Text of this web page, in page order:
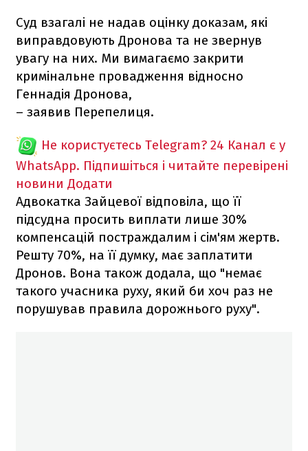
Суд взагалі не надав оцінку доказам, які
виправдовують Дронова та не звернув
увагу на них. Ми вимагаємо закрити
кримінальне провадження відносно
Геннадія Дронова,
– заявив Перепелиця.
Не користуєтесь Telegram? 24 Канал є у
WhatsApp. Підпишіться і читайте перевірені
новини Додати
Адвокатка Зайцевої відповіла, що її
підсудна просить виплати лише 30%
компенсацій постраждалим і сім'ям жертв.
Решту 70%, на її думку, має заплатити
Дронов. Вона також додала, що "немає
такого учасника руху, який би хоч раз не
порушував правила дорожнього руху".